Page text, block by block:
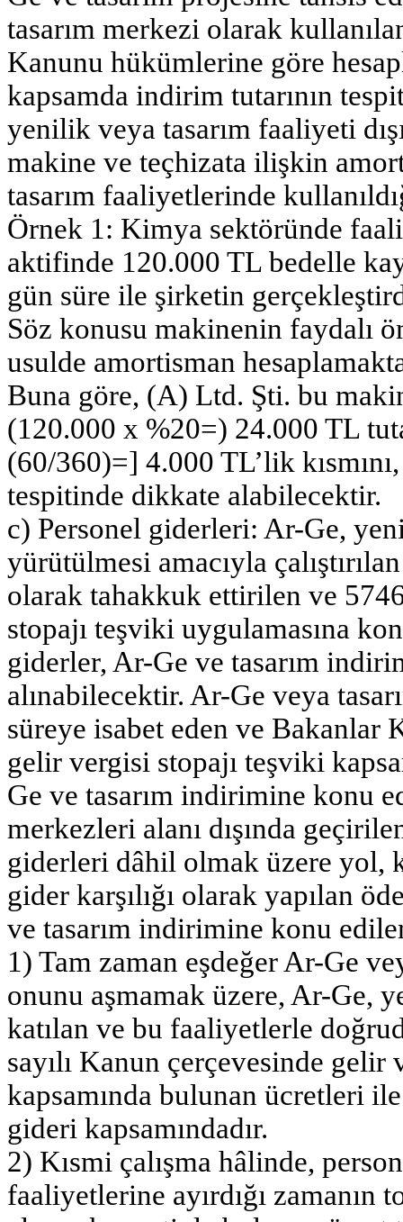
tasarım merkezi olarak
Kanunu hükümlerine göre
kapsamda indirim tutarının
yenilik veya tasarım faaliyeti
makine ve teçhizata ilişkin
tasarım faaliyetlerinde
Örnek 1: Kimya sektöründe
aktifinde 120.000 TL bedelle
gün süre ile şirketin
Söz konusu makinenin faydalı
usulde amortisman
Buna göre, (A) Ltd. Şti. bu
(120.000 x %20=) 24.000 TL
(60/360)=] 4.000 TL’lik
tespitinde dikkate alabilecektir.
c) Personel giderleri: Ar-Ge,
yürütülmesi amacıyla
olarak tahakkuk ettirilen ve
stopajı teşviki uygulamasına
giderler, Ar-Ge ve tasarım
alınabilecektir. Ar-Ge veya
süreye isabet eden ve Bakanlar
gelir vergisi stopajı teşviki
Ge ve tasarım indirimine konu
merkezleri alanı dışında
giderleri dâhil olmak üzere yol,
gider karşılığı olarak yapılan
ve tasarım indirimine konu
1) Tam zaman eşdeğer Ar-Ge
onunu aşmamak üzere, Ar-Ge,
katılan ve bu faaliyetlerle
sayılı Kanun çerçevesinde
kapsamında bulunan ücretleri
gideri kapsamındadır.
2) Kısmi çalışma hâlinde,
faaliyetlerine ayırdığı zamanın